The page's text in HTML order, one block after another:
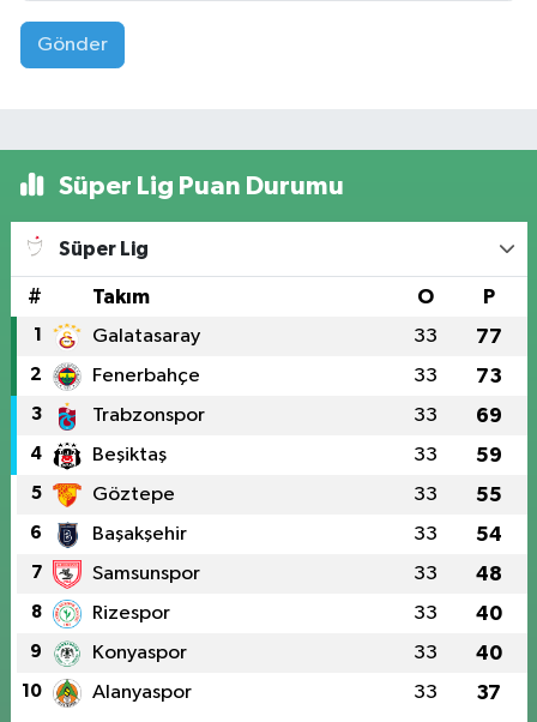
Gönder
Süper Lig Puan Durumu
Süper Lig
# Takım O P
1 Galatasaray 33 77
2 Fenerbahçe 33 73
3 Trabzonspor 33 69
4 Beşiktaş 33 59
5 Göztepe 33 55
6 Başakşehir 33 54
7 Samsunspor 33 48
8 Rizespor 33 40
9 Konyaspor 33 40
10 Alanyaspor 33 37